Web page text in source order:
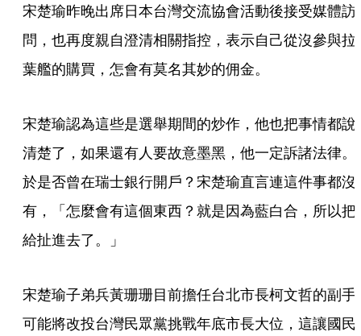
宋楚瑜昨晚出席日本台灣交流協會活動後接受媒體訪
問，也再度親自澄清相關指控，表示自己從沒參與拉
葉艦的購買，怎會有莫名其妙的佣金。
宋楚瑜認為這些是選舉期間的炒作，他也把事情都說
清楚了，如果還有人要故意墨黑，他一定訴諸法律。
於是否曾在瑞士銀行開戶？宋楚瑜直言連這件事都沒
有，「怎麼會有這個東西？就是因為藍白合，所以把
給扯進去了。」
宋楚瑜子弟兵黃珊珊目前擔任台北市長柯文哲的副手
可能將改投台灣民眾黨挑戰年底市長大位，這讓國民